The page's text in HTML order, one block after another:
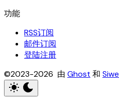
RSS订阅
邮件订阅
登陆注册
©2023-2026 由 Ghost 和